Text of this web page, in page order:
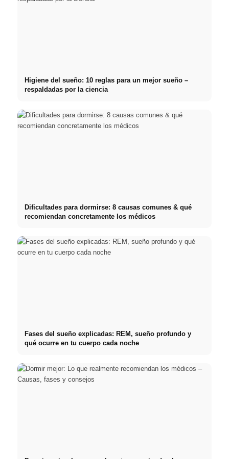
Higiene del sueño: 10 reglas para un mejor sueño –
respaldadas por la ciencia
Dificultades para dormirse: 8 causas comunes & qué
recomiendan concretamente los médicos
Fases del sueño explicadas: REM, sueño profundo y
qué ocurre en tu cuerpo cada noche